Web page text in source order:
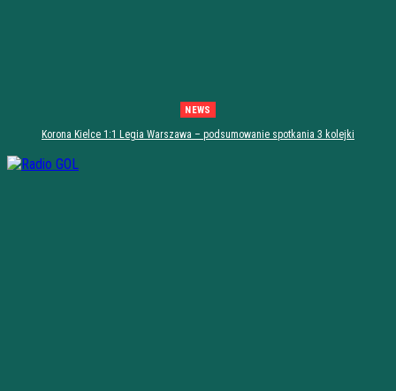
NEWS
Korona Kielce 1:1 Legia Warszawa – podsumowanie spotkania 3 kolejki